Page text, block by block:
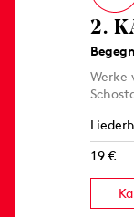
2.
Werke
19 €